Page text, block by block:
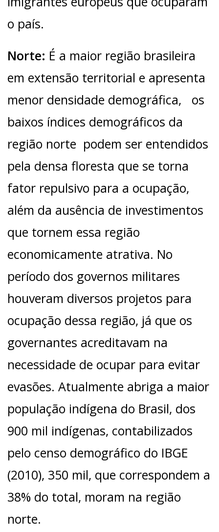
o país.
Norte: É a maior região brasileira
em extensão territorial e apresenta
menor densidade demográfica, os
baixos índices demográficos da
região norte podem ser entendidos
pela densa floresta que se torna
fator repulsivo para a ocupação,
além da ausência de investimentos
que tornem essa região
economicamente atrativa. No
período dos governos militares
houveram diversos projetos para
ocupação dessa região, já que os
governantes acreditavam na
necessidade de ocupar para evitar
evasões. Atualmente abriga a maior
população indígena do Brasil, dos
900 mil indígenas, contabilizados
pelo censo demográfico do IBGE
(2010), 350 mil, que correspondem a
38% do total, moram na região
norte.